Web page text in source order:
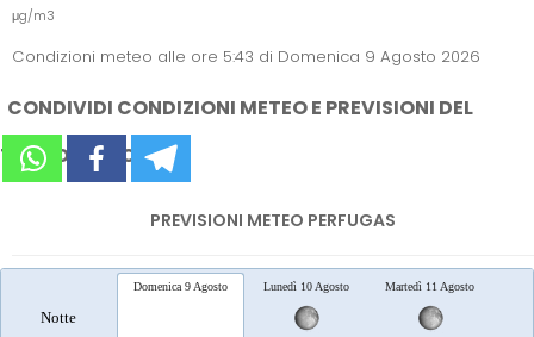
μg/m3
Condizioni meteo alle ore 5:43 di Domenica 9 Agosto 2026
CONDIVIDI CONDIZIONI METEO E PREVISIONI DEL
TEMPO SUI SOCIAL
PREVISIONI METEO PERFUGAS
Notte
Domenica 9 Agosto Lunedì 10 Agosto Martedì 11 Agosto